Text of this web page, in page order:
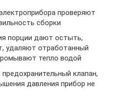
проверяют
сборки
порции дают остыть,
удаляют отработанный
тепло водой
клапан,
давления прибор не